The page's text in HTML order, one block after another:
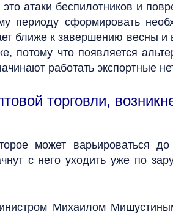
атаки беспилотников и
периоду сформировать
ближе к завершению весны и
потому что появляется
работать экспортные
торговли,
может варьироваться
с него уходить уже по
Михаилом